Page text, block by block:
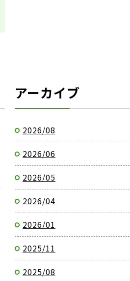
アーカイブ
2026/08
2026/06
2026/05
2026/04
2026/01
2025/11
2025/08